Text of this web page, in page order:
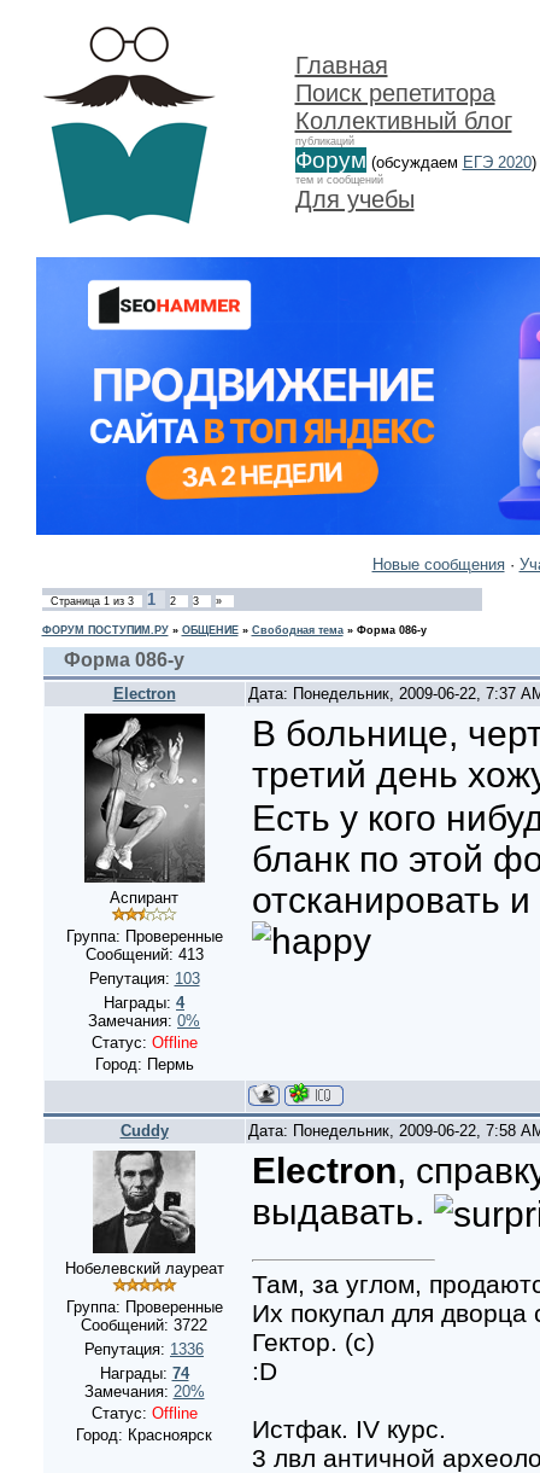
Главная
Поиск репетитора
Коллективный блог
публикаций
Форум (обсуждаем ЕГЭ 2020)
тем и сообщений
Для учебы
Новые сообщения·
Страница 1из 3 1 2 3 »
ФОРУМ ПОСТУПИМ.РУ» ОБЩЕНИЕ» Свободная тема» Форма 086-у
Форма 086-у
Electron Дата: Понедельник, 2009-06-22, 7:37
Аспирант
Группа: Проверенные
Сообщений: 413
Репутация: 103
Награды: 4
Замечания: 0%
Статус: Offline
Город: Пермь
В больнице,
третий день
Есть у кого
бланк по этой
отсканировать
Cuddy Дата: Понедельник, 2009-06-22, 7:58
Нобелевский лауреат
Группа: Проверенные
Сообщений: 3722
Репутация: 1336
Награды: 74
Замечания: 20%
Статус: Offline
Город: Красноярск
Electron,
выдавать.
Там, за углом,
Их покупал для
Гектор. (с)
:D
Истфак. IV курс.
3 лвл античной